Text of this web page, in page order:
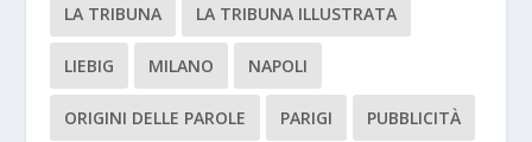
LA TRIBUNA LA TRIBUNA ILLUSTRATA
LIEBIG MILANO NAPOLI
ORIGINI DELLE PAROLE PARIGI PUBBLICITÀ